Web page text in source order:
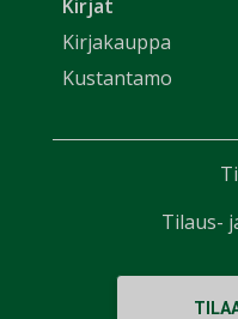
Kirjat
Kirjakauppa
Kustantamo
Tilaus-